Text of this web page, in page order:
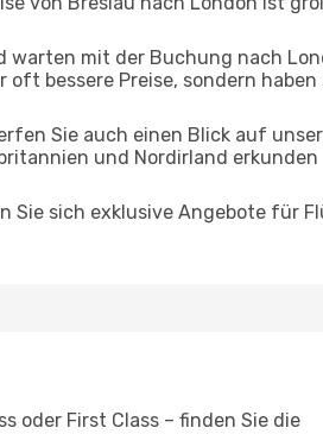
warten mit der Buchung nach
bessere Preise, sondern haben
Sie auch einen Blick auf
und Nordirland erkunden
Sie sich exklusive Angebote für
oder First Class – finden Sie die